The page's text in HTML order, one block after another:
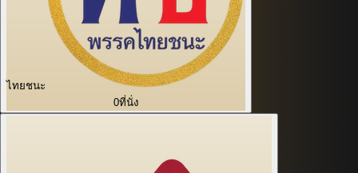
ไทยชนะ
0ที่นั่ง